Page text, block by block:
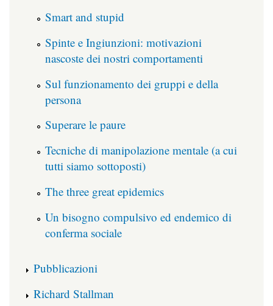
Smart and stupid
Spinte e Ingiunzioni: motivazioni
nascoste dei nostri comportamenti
Sul funzionamento dei gruppi e della
persona
Superare le paure
Tecniche di manipolazione mentale (a cui
tutti siamo sottoposti)
The three great epidemics
Un bisogno compulsivo ed endemico di
conferma sociale
Pubblicazioni
Richard Stallman